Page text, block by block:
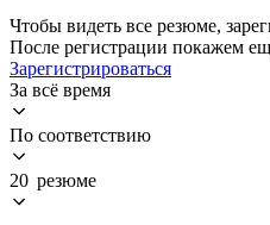
Чтобы видеть все резюме,
После регистрации покажем
Зарегистрироваться
За всё время
По соответствию
20 резюме